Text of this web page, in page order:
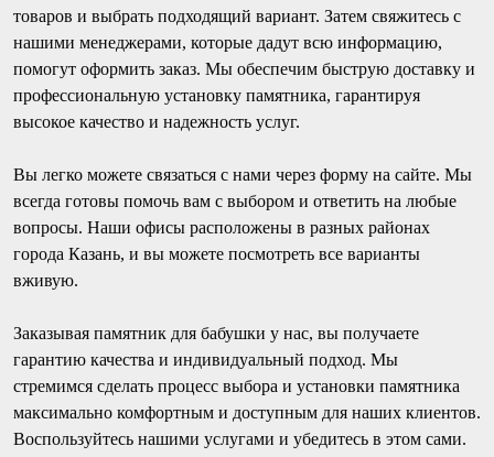
товаров и выбрать подходящий вариант. Затем свяжитесь с
нашими менеджерами, которые дадут всю информацию,
помогут оформить заказ. Мы обеспечим быструю доставку и
профессиональную установку памятника, гарантируя
высокое качество и надежность услуг.
Вы легко можете связаться с нами через форму на сайте. Мы
всегда готовы помочь вам с выбором и ответить на любые
вопросы. Наши офисы расположены в разных районах
города Казань, и вы можете посмотреть все варианты
вживую.
Заказывая памятник для бабушки у нас, вы получаете
гарантию качества и индивидуальный подход. Мы
стремимся сделать процесс выбора и установки памятника
максимально комфортным и доступным для наших клиентов.
Воспользуйтесь нашими услугами и убедитесь в этом сами.